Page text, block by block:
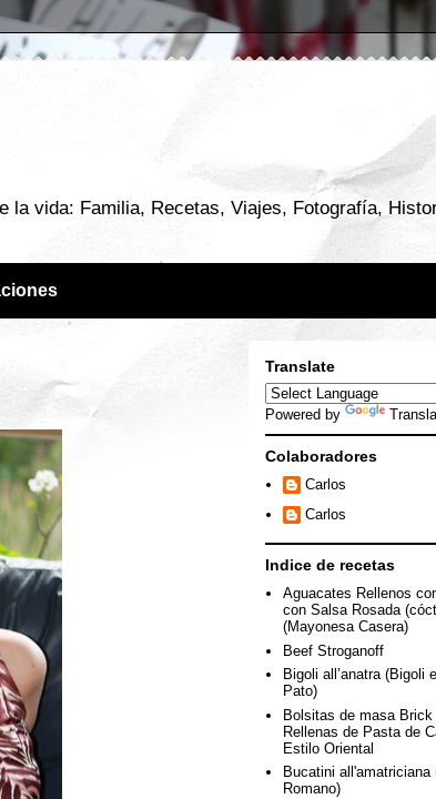
la vida: Familia, Recetas, Viajes, Fotografía,
Translate
Powered by
Colaboradores
Carlos
Carlos
Indice de recetas
Aguacates Rellenos
con Salsa Rosada
(Mayonesa Casera)
Beef Stroganoff
Bigoli all’anatra (Bigoli
Pato)
Bolsitas de masa Brick
Rellenas de Pasta de
Estilo Oriental
Bucatini all'amatriciana
Romano)